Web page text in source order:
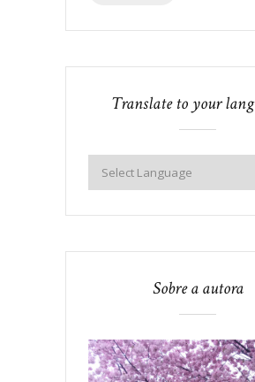
Translate to your
Sobre a autora